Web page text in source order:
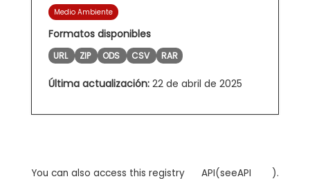
Medio Ambiente
Formatos disponibles
URL ZIP ODS CSV RAR
Última actualización: 22 de abril de 2025
You can also access this registry
API(seeAPI
).